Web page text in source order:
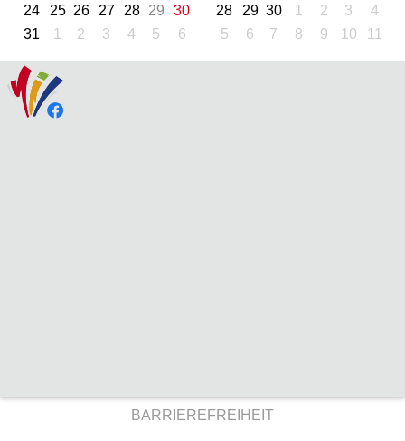
24
25 26 27 28 29
30
31
1 2 3 4 5 6
28
29 30 1 2 3
4
5
6 7 8 9 10 11
BARRIEREFREIHEIT